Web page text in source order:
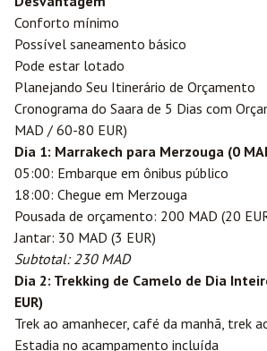
Conforto mínimo
Possível saneamento básico
Pode estar lotado
Planejando Seu Itinerário de Orçamento
Cronograma do Saara de 5 Dias com
MAD / 60-80 EUR)
Dia 1: Marrakech para Merzouga (0
05:00: Embarque em ônibus público
18:00: Chegue em Merzouga
Pousada de orçamento: 200 MAD (20
Jantar: 30 MAD (3 EUR)
Subtotal: 230 MAD
Dia 2: Trekking de Camelo de Dia
EUR)
Trek ao amanhecer, café da manhã, trek
Estadia no acampamento incluída